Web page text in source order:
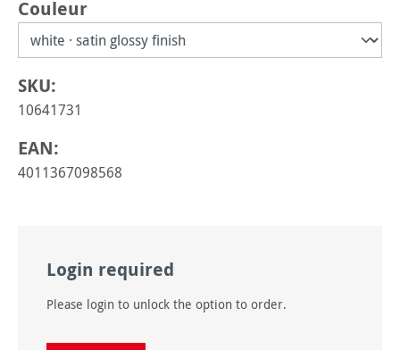
Sélectionnez
Couleur
SKU:
10641731
EAN:
4011367098568
Login required
Please login to unlock the option to order.